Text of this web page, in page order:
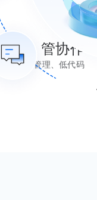
管协作
务分工管理、低代码